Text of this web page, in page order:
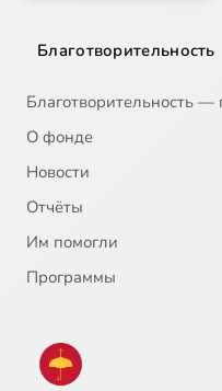
Благотворительность
Благотворительность
О фонде
Новости
Отчёты
Им помогли
Программы